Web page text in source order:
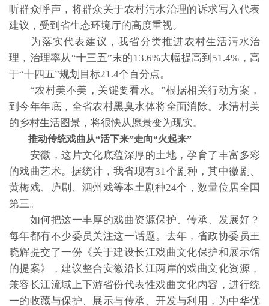
听群众呼声，将群众关于农村污水治理的诉求写入代表
建议，受到省生态环境厅的高度重视。
为落实代表建议，我省分类推进农村生活污水治
理，治理率从“十三五”末的13.6%大幅提高到51.4%，高
于“十四五”规划目标21.4个百分点。
“农村美不美，关键要看水。”根据相关行动方案，
到今年年底，全省农村黑臭水体将全面消除。水清村美
的乡村生活图景，将很快从愿景变为现实。
推动传统戏曲从“活下来”走向“火起来”
安徽，这片文化底蕴深厚的土地，孕育了丰富多彩
的戏曲艺术。据统计，我省现有31个剧种，其中徽剧、
黄梅戏、庐剧、泗州戏等本土剧种24个，数量位居全国
第三。
如何把这一丰厚的戏曲资源保护、传承、发展好？
每年都有不少委员关注这一话题。去年，省政协委员王
晓辉提交了一份《关于建设长江戏曲文化保护和展示馆
的提案》，建议整合安徽沿长江两岸的戏曲文化资源，
兼容长江流域上下游省份代表性戏曲文化内容，进行统
一的收藏与保护、展示与传承、开发与利用，为中华优